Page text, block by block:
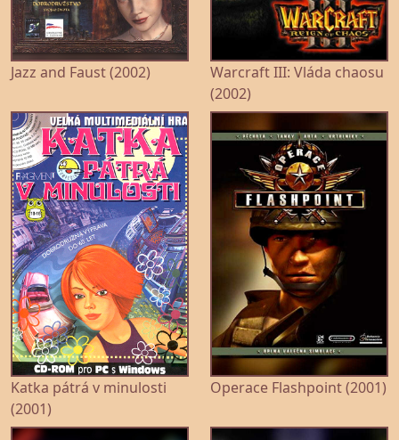
Jazz and Faust (2002)
Warcraft III: Vláda chaosu
(2002)
Katka pátrá v minulosti
(2001)
Operace Flashpoint (2001)